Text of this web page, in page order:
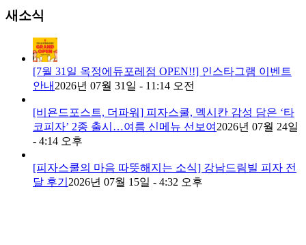
새소식
[7월 31일 옥정에듀포레점 OPEN!!] 인스타그램 이벤트
안내 2026년 07월 31일 - 11:14 오전
[비욘드포스트, 더파워] 피자스쿨, 멕시칸 감성 담은 ‘타
코피자’ 2종 출시…여름 신메뉴 선보여 2026년 07월 24일
- 4:14 오후
[피자스쿨의 마음 따뜻해지는 소식] 강남드림빌 피자 전
달 후기 2026년 07월 15일 - 4:32 오후